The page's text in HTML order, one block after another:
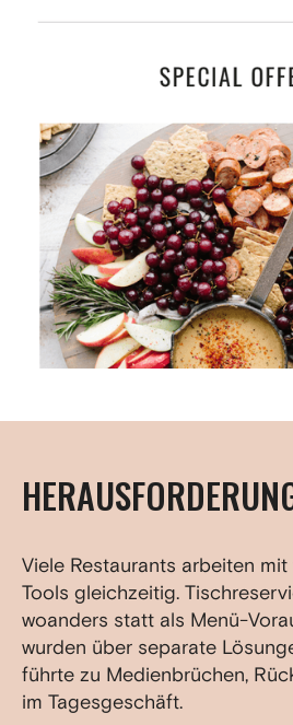
Viele Restaurants arbeiten
Tools gleichzeitig.
woanders statt als Menü-
wurden über separate
führte zu Medienbrüchen,
im Tagesgeschäft.